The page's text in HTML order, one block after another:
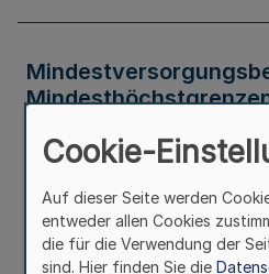
Verwaltungsvorschrift
Cookie-
Auf dieser Seite werden
entweder allen Cookies
die für die Verwendung der
sind. Hier finden Sie die